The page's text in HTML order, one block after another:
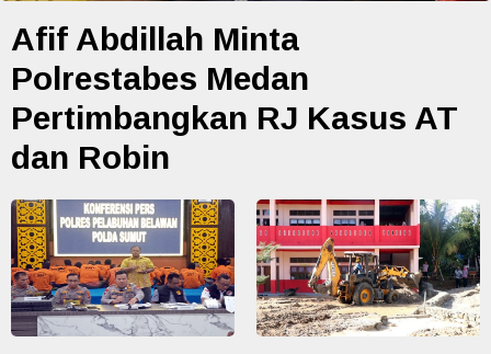
Afif Abdillah Minta
Polrestabes Medan
Pertimbangkan RJ Kasus AT
dan Robin